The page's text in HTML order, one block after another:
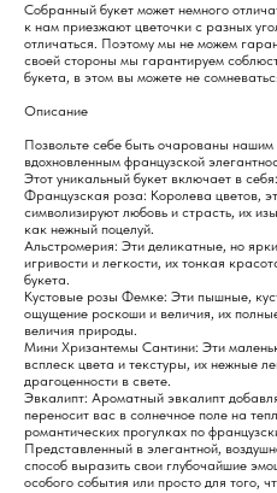
Собранный букет может немного
к нам приезжают цветочки с разных
отличаться. Поэтому мы не можем
своей стороны мы гарантируем
букета, в этом вы можете не
Описание
Позвольте себе быть очарованы
вдохновленным французской
Этот уникальный букет включает в себя:
Французская роза: Королева цветов,
символизируют любовь и страсть, их
как нежный поцелуй.
Альстромерия: Эти деликатные, но
игривости и легкости, их тонкая
букета.
Кустовые розы Фемке: Эти пышные,
ощущение роскоши и величия, их
величия природы.
Мини Хризантемы Сантини: Эти
всплеск цвета и текстуры, их нежные
драгоценности в свете.
Эвкалипт: Ароматный эвкалипт
переносит вас в солнечное поле на
романтических прогулках по
Представленный в элегантной,
способ выразить свои глубочайшие
особого события или просто для того,